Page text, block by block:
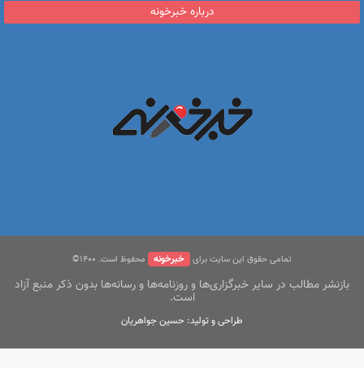
درباره خبرخونه
تمامی حقوق این سایت برای خبرخونه محفوظ است. ۱400©
بازنشر مطالب در سایر خبرگزاری‌ها و روزنامه‌ها و رسانه‌ها بدون ذکر منبع آزاد
است.
طراحی و تولید: حسین جواهریان